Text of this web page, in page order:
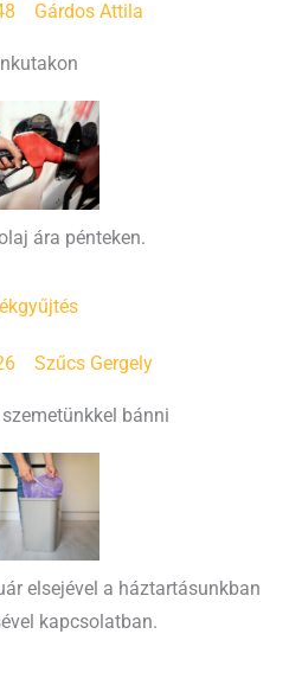
Gárdos Attila
ára pénteken.
Szűcs Gergely
bánni
elsejével a háztartásunkban
kapcsolatban.